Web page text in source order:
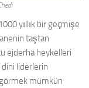
yıllık bir geçmişe
taştan
ejderha heykelleri
liderlerin
görmek mümkün